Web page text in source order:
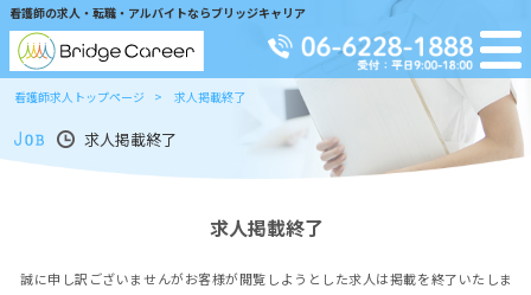
看護師の求人・転職・アルバイトならブリッジキャリア
看護師求人トップページ 求人掲載終了
求人掲載終了
求人掲載終了
誠に申し訳ございませんがお客様が閲覧しようとした求人は掲載を終了いたしま